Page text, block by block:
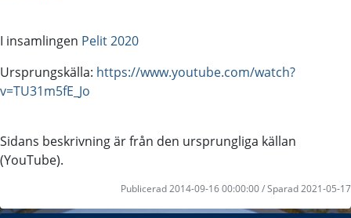
I insamlingen Pelit 2020
Ursprungskälla: https://www.youtube.com/watch?
v=TU31m5fE_Jo
Sidans beskrivning är från den ursprungliga källan
(YouTube).
Publicerad 2014-09-16 00:00:00 / Sparad 2021-05-17